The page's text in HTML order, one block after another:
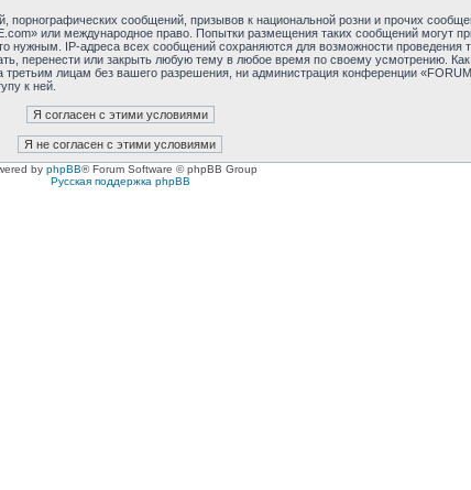
сообщений, призывов к национальной розни и прочих
или международное право. Попытки размещения таких сообщений могут
IP-адреса всех сообщений сохраняются для возможности проведения
перенести или закрыть любую тему в любое время по своему усмотрению.
лицам без вашего разрешения, ни администрация конференции
к ней.
by phpBB® Forum Software © phpBB Group
Русская поддержка phpBB